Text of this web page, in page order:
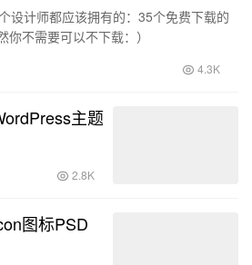
设计师都应该拥有的：35个免费下载的
不需要可以不下载：）
4.3K
主题
2.8K
图标PSD